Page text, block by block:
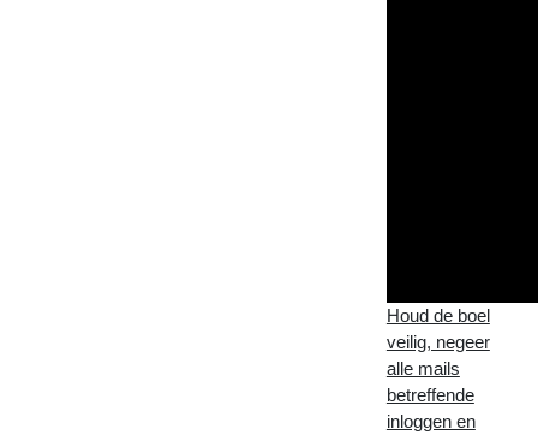
Houd de boel
veilig, negeer
alle mails
betreffende
inloggen en